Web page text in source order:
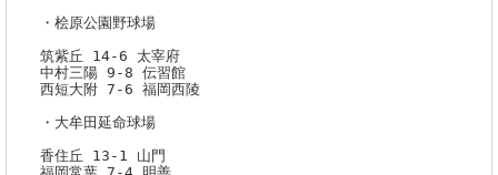
・桧原公園野球場
筑紫丘 14-6 太宰府
中村三陽 9-8 伝習館
西短大附 7-6 福岡西陵
・大牟田延命球場
香住丘 13-1 山門